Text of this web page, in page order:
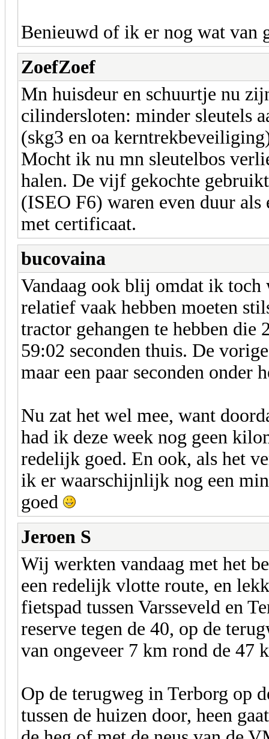
Benieuwd of ik er nog wat van
ZoefZoef
Mn huisdeur en schuurtje nu
cilindersloten: minder sleutels
(skg3 en oa
Mocht ik nu mn sleutelbos
halen. De vijf gekochte
(ISEO F6) waren even duur als
met certificaat.
bucovaina
Vandaag ook blij omdat ik toch
relatief vaak hebben moeten
tractor gehangen te hebben
59:02 seconden thuis. De
maar een paar seconden onder
Nu zat het wel mee, want
had ik deze week nog geen
redelijk goed. En ook, als het
ik er waarschijnlijk nog een
goed
Jeroen S
Wij werkten vandaag met het
een redelijk vlotte route, en
fietspad tussen Varsseveld en
reserve tegen de 40, op de
van ongeveer 7 km rond de 47
Op de terugweg in Terborg op
tussen de huizen door, heen